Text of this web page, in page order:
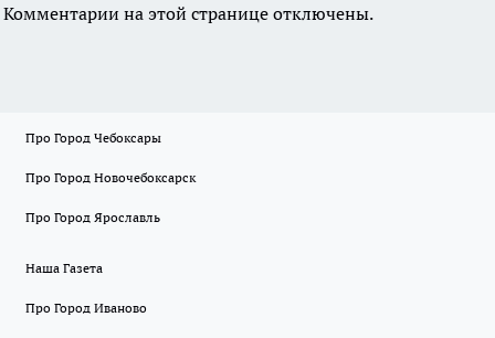
Комментарии на этой странице отключены.
Про Город Чебоксары
Про Город Новочебоксарск
Про Город Ярославль
Наша Газета
Про Город Иваново